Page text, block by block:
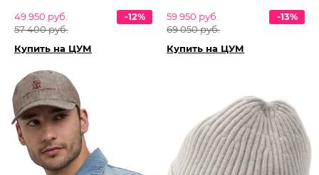
49 950 руб.
57 400 руб.
-12%
Купить на ЦУМ
59 950 руб.
69 050 руб.
-13%
Купить на ЦУМ